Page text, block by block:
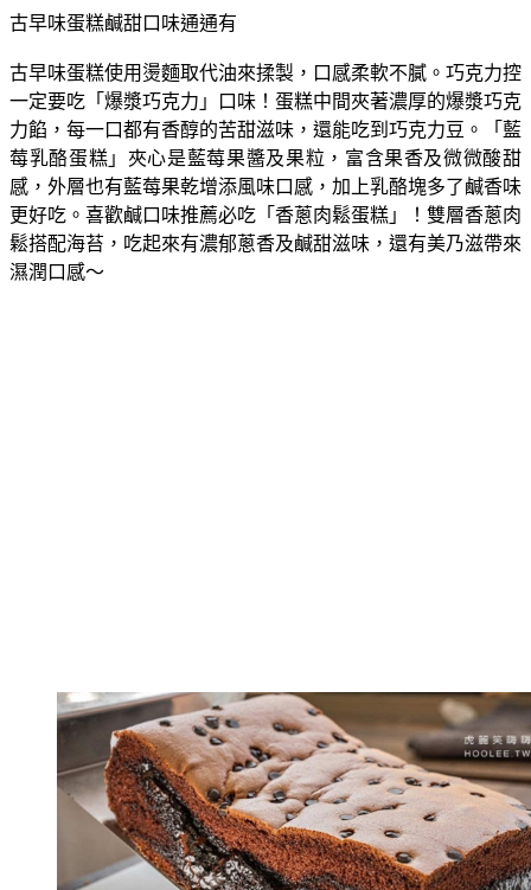
古早味蛋糕鹹甜口味通通有
古早味蛋糕使用燙麵取代油來揉製，口感柔軟不膩。巧克力控
一定要吃「爆漿巧克力」口味！蛋糕中間夾著濃厚的爆漿巧克
力餡，每一口都有香醇的苦甜滋味，還能吃到巧克力豆。「藍
莓乳酪蛋糕」夾心是藍莓果醬及果粒，富含果香及微微酸甜
感，外層也有藍莓果乾增添風味口感，加上乳酪塊多了鹹香味
更好吃。喜歡鹹口味推薦必吃「香蔥肉鬆蛋糕」！雙層香蔥肉
鬆搭配海苔，吃起來有濃郁蔥香及鹹甜滋味，還有美乃滋帶來
濕潤口感～